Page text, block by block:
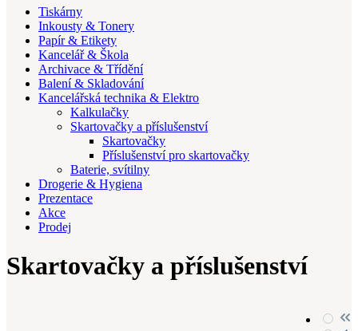
Tiskárny
Inkousty & Tonery
Papír & Etikety
Kancelář & Škola
Archivace & Třídění
Balení & Skladování
Kancelářská technika & Elektro
Kalkulačky
Skartovačky a příslušenství
Skartovačky
Příslušenství pro skartovačky
Baterie, svítilny
Drogerie & Hygiena
Prezentace
Akce
Prodej
Skartovačky a příslušenství